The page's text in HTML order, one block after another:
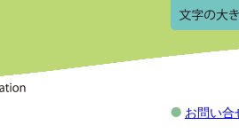
お問い合